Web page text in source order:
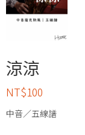
涼涼
NT$100
中音／五線譜